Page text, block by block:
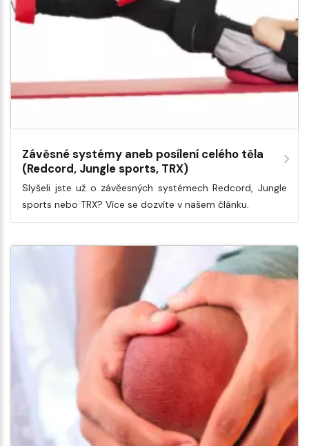
Závěsné systémy aneb posílení celého těla
(Redcord, Jungle sports, TRX)
Slyšeli jste už o závěesných systémech Redcord, Jungle
sports nebo TRX? Více se dozvíte v našem článku.